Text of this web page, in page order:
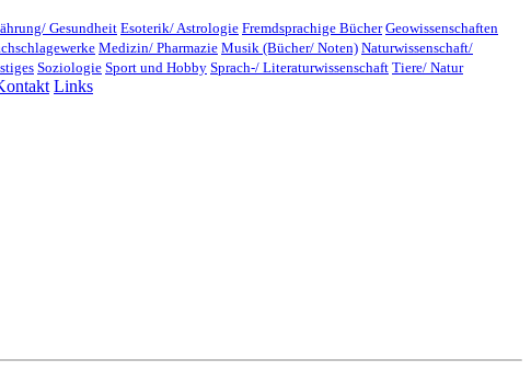
Gesundheit Esoterik/ Astrologie Fremdsprachige Bücher Geowissenschaften
Medizin/ Pharmazie Musik (Bücher/ Noten) Naturwissenschaft/
Soziologie Sport und Hobby Sprach-/ Literaturwissenschaft Tiere/ Natur
Links